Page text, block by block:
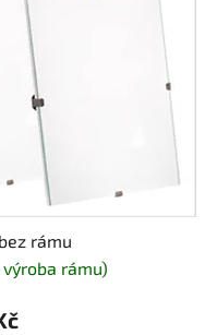
rámu
rámu)